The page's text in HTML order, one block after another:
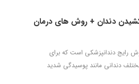
دندان + روش های درمان
رایج دندانپزشکی است که برای
دندانی مانند پوسیدگی شدید